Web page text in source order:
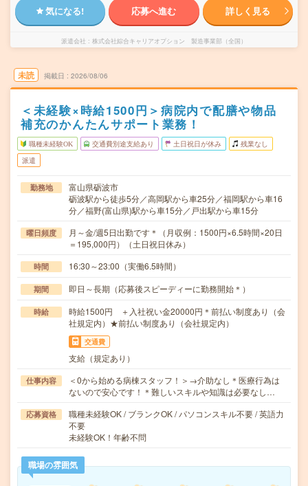
気になる! 応募へ進む 詳しく見る
派遣会社 株式会社綜合キャリアオプション 製造事業部（全国）
未読 掲載日 2026/08/06
＜未経験×時給1500円＞病院内で配膳や物品
補充のかんたんサポート業務！
職種未経験OK 交通費別途支給あり 土日祝日が休み 残業なし
派遣
勤務地
富山県砺波市
砺波駅から徒歩5分／高岡駅から車25分／福岡駅から車16
分／福野(富山県)駅から車15分／戸出駅から車15分
曜日頻度
月～金/週5日出勤です＊（月収例：1500円×6.5時間×20日
＝195,000円）（土日祝日休み）
時間 16:30～23:00（実働6.5時間）
期間 即日～長期（応募後スピーディーに勤務開始＊）
時給
時給1500円 ＋入社祝い金20000円＊前払い制度あり（会
社規定内）★前払い制度あり（会社規定内）
交通費
支給（規定あり）
仕事内容
＜0から始める病棟スタッフ！＞→介助なし＊医療行為は
ないので安心です！＊難しいスキルや知識は必要なし…
応募資格
職種未経験OK / ブランクOK / パソコンスキル不要 / 英語力
不要
未経験OK！年齢不問
職場の雰囲気